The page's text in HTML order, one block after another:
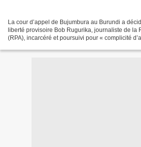
La cour d’appel de Bujumbura au Burundi a
liberté provisoire Bob Rugurika, journaliste de la
(RPA), incarcéré et poursuivi pour « complicité